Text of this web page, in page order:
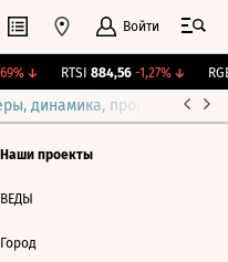
Войти
↓ RTSI 884,56 -1,27%↓
динамика, прогнозы
Наши проекты
ВЕДЫ
Город